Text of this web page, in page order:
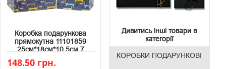
Коробка подарункова
прямокутна 11101859
25см*18см*10.5см 7
148.50 грн.
Дивитись інші товари в
категорії
КОРОБКИ ПОДАРУНКОВІ